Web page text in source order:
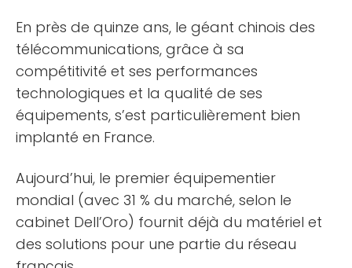
En près de quinze ans, le géant chinois des
télécommunications, grâce à sa
compétitivité et ses performances
technologiques et la qualité de ses
équipements, s’est particulièrement bien
implanté en France.
Aujourd’hui, le premier équipementier
mondial (avec 31 % du marché, selon le
cabinet Dell’Oro) fournit déjà du matériel et
des solutions pour une partie du réseau